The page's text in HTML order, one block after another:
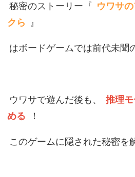
秘密のストーリー『 ウワサ
クら 』
はボードゲームでは前代未聞
ウワサで遊んだ後も、
推理
める
！
このゲームに隠された秘密を